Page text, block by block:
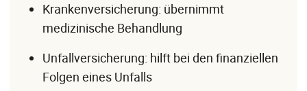
Krankenversicherung: übernimmt
medizinische Behandlung
Unfallversicherung: hilft bei den finanziellen
Folgen eines Unfalls